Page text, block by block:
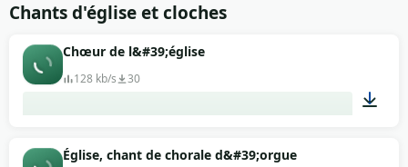
Chants d'église et cloches
Chœur de l&#39;église
128 kb/s 30
Église, chant de chorale d&#39;orgue